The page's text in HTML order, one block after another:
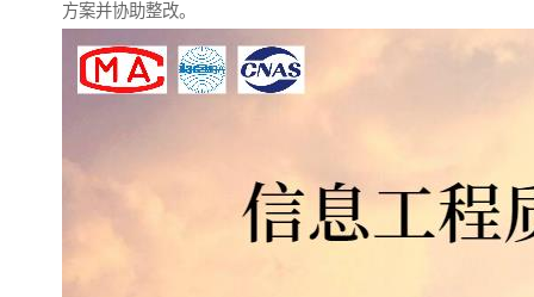
方案并协助整改。